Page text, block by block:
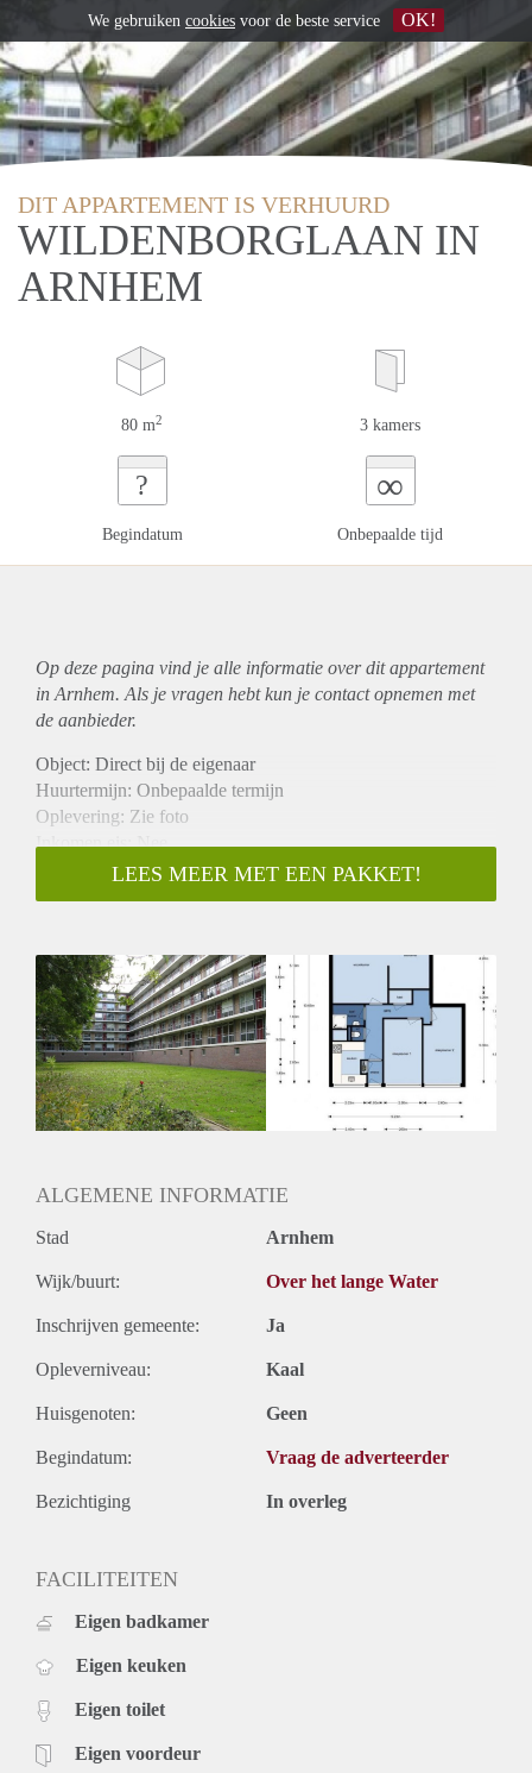
DIT APPARTEMENT IS VERHUURD
WILDENBORGLAAN IN
ARNHEM
80 m2 3 kamers
?
Begindatum
∞
Onbepaalde tijd
Op deze pagina vind je alle informatie over ditappartement
in Arnhem. Als je vragen hebt kun je contact opnemen met
de aanbieder.
Object: Direct bij de eigenaar
Huurtermijn: Onbepaalde termijn
Oplevering: Zie foto
Inkomen eis: Nee
Garantiestelling mogelijk: Nee
Borg: 1 Maand
Huisdieren toegestaan: Afhankelijk van de Eigenaar
Huurtoeslag grens: Ja
Geschikt voor studenten: Afhankelijk van de Eigenaar
LEES MEER MET EEN PAKKET!
ALGEMENE INFORMATIE
Stad Arnhem
Wijk/buurt: Over het lange Water
Inschrijven gemeente: Ja
Opleverniveau: Kaal
Huisgenoten: Geen
Begindatum: Vraag de adverteerder
Bezichtiging In overleg
FACILITEITEN
Eigen badkamer
Eigen keuken
Eigen toilet
Eigen voordeur
We gebruiken cookies voor de beste service OK!